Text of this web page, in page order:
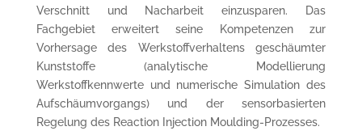
Verschnitt und Nacharbeit einzusparen. Das
Fachgebiet erweitert seine Kompetenzen zur
Vorhersage des Werkstoffverhaltens geschäumter
Kunststoffe (analytische Modellierung
Werkstoffkennwerte und numerische Simulation des
Aufschäumvorgangs) und der sensorbasierten
Regelung des Reaction Injection Moulding-Prozesses.